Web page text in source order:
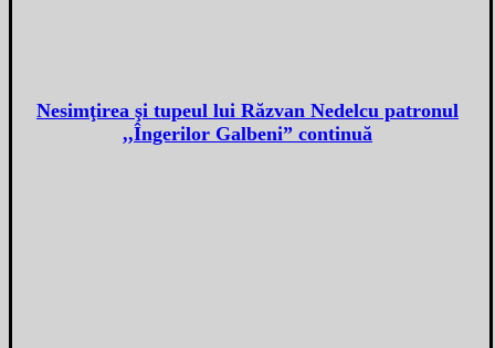
Nesimţirea şi tupeul lui Răzvan Nedelcu patronul
,,Îngerilor Galbeni” continuă